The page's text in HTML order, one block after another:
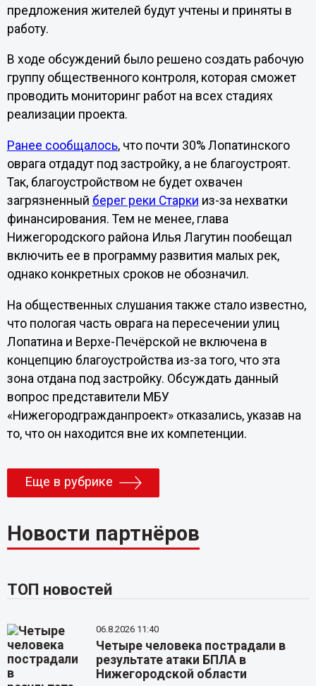
предложения жителей будут учтены и приняты в
работу.
В ходе обсуждений было решено создать рабочую
группу общественного контроля, которая сможет
проводить мониторинг работ на всех стадиях
реализации проекта.
Ранее сообщалось, что почти 30% Лопатинского
оврага отдадут под застройку, а не благоустроят.
Так, благоустройством не будет охвачен
загрязненный берег реки Старки из-за нехватки
финансирования. Тем не менее, глава
Нижегородского района Илья Лагутин пообещал
включить ее в программу развития малых рек,
однако конкретных сроков не обозначил.
На общественных слушания также стало известно,
что пологая часть оврага на пересечении улиц
Лопатина и Верхе-Печёрской не включена в
концепцию благоустройства из-за того, что эта
зона отдана под застройку. Обсуждать данный
вопрос представители МБУ
«Нижегородгражданпроект» отказались, указав на
то, что он находится вне их компетенции.
Еще в рубрике
Новости партнёров
ТОП новостей
06.8.2026 11:40
Четыре человека пострадали в
результате атаки БПЛА в
Нижегородской области